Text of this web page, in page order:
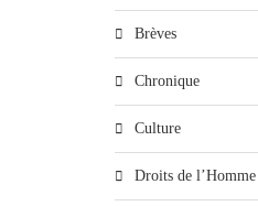
Brèves
Chronique
Culture
Droits de l’Homme